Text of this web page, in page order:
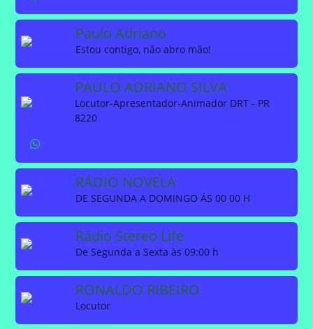
Paulo Adriano
Estou contigo, não abro mão!
PAULO ADRIANO SILVA
Locutor-Apresentador-Animador DRT - PR
8220
RÁDIO NOVELA
DE SEGUNDA A DOMINGO ÁS 00 00 H
Rádio Stereo Life
De Segunda a Sexta às 09:00 h
RONALDO RIBEIRO
Locutor